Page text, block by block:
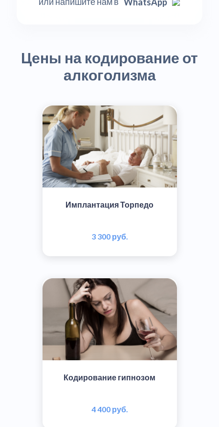
Цены на кодирование от
алкоголизма
Имплантация Торпедо
3 300 руб.
Кодирование гипнозом
4 400 руб.